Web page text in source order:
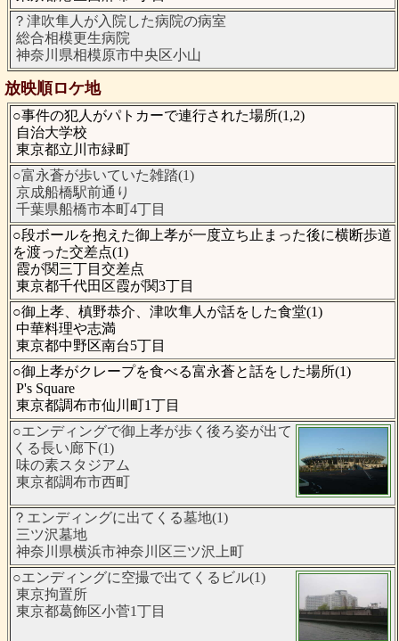
？津吹隼人が入院した病院の病室
総合相模更生病院
神奈川県相模原市中央区小山
放映順ロケ地
○事件の犯人がパトカーで連行された場所(1,2)
自治大学校
東京都立川市緑町
○富永蒼が歩いていた雑踏(1)
京成船橋駅前通り
千葉県船橋市本町4丁目
○段ボールを抱えた御上孝が一度立ち止まった後に横断歩道
を渡った交差点(1)
霞が関三丁目交差点
東京都千代田区霞が関3丁目
○御上孝、槙野恭介、津吹隼人が話をした食堂(1)
中華料理や志満
東京都中野区南台5丁目
○御上孝がクレープを食べる富永蒼と話をした場所(1)
P's Square
東京都調布市仙川町1丁目
○エンディングで御上孝が歩く後ろ姿が出て
くる長い廊下(1)
味の素スタジアム
東京都調布市西町
？エンディングに出てくる墓地(1)
三ツ沢墓地
神奈川県横浜市神奈川区三ツ沢上町
○エンディングに空撮で出てくるビル(1)
東京拘置所
東京都葛飾区小菅1丁目